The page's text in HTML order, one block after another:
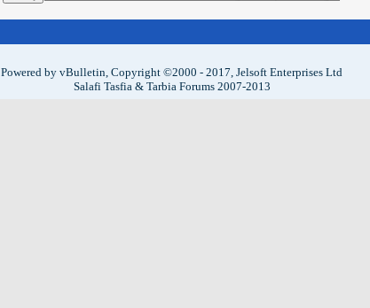
Powered by vBulletin, Copyright ©2000 - 2017, Jelsoft Enterprises Ltd
Salafi Tasfia & Tarbia Forums 2007-2013